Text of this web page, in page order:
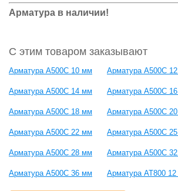
Арматура в наличии!
С этим товаром заказывают
Арматура А500С 10 мм Арматура А500С
Арматура А500С 14 мм Арматура А500С
Арматура А500С 18 мм Арматура А500С
Арматура А500С 22 мм Арматура А500С
Арматура А500С 28 мм Арматура А500С
Арматура А500С 36 мм Арматура АТ800